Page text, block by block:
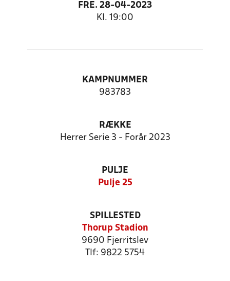
FRE. 28-04-2023
Kl. 19:00
KAMPNUMMER
983783
RÆKKE
Herrer Serie 3 - Forår 2023
PULJE
Pulje 25
SPILLESTED
Thorup Stadion
9690 Fjerritslev
Tlf: 9822 5754